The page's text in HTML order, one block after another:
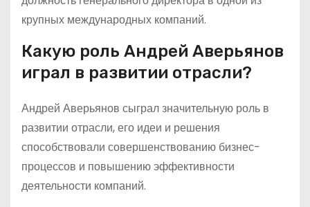
крупных международных компаний.
Какую роль Андрей Аверьянов
играл в развитии отрасли?
Андрей Аверьянов сыграл значительную роль в
развитии отрасли, его идеи и решения
способствовали совершенствованию бизнес-
процессов и повышению эффективности
деятельности компаний.